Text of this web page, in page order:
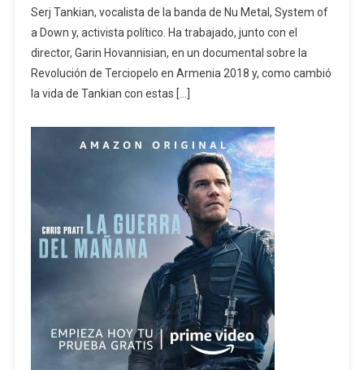
Serj Tankian, vocalista de la banda de Nu Metal, System of
a Down y, activista político. Ha trabajado, junto con el
director, Garin Hovannisian, en un documental sobre la
Revolución de Terciopelo en Armenia 2018 y, como cambió
la vida de Tankian con estas […]